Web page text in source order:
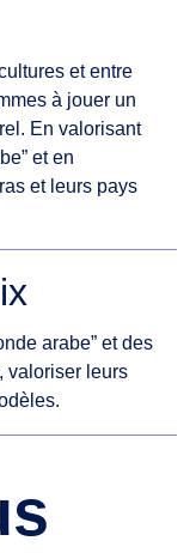
et entre
à jouer un
En valorisant
et en
et leurs pays
arabe” et des
valoriser leurs